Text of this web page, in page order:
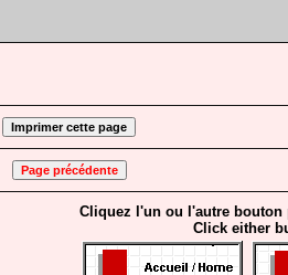
Cliquez l'un ou l'autre bouton
Click either